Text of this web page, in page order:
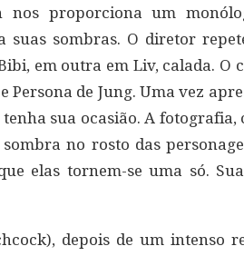
nos proporciona um
suas sombras. O diretor
em outra em Liv, calada. O
Persona de Jung. Uma vez
sua ocasião. A fotografia,
sombra no rosto das
elas tornem-se uma só.
depois de um intenso